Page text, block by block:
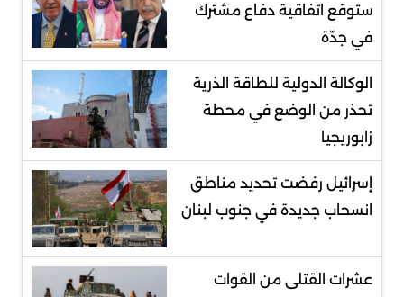
ستوقع اتفاقية دفاع مشترك
في جدّة
الوكالة الدولية للطاقة الذرية
تحذر من الوضع في محطة
زابوريجيا
إسرائيل رفضت تحديد مناطق
انسحاب جديدة في جنوب لبنان
عشرات القتلى من القوات